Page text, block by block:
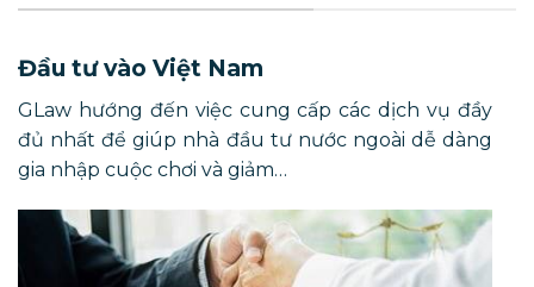
Đầu tư vào Việt Nam
GLaw hướng đến việc cung cấp các dịch vụ đầy
đủ nhất để giúp nhà đầu tư nước ngoài dễ dàng
gia nhập cuộc chơi và giảm…